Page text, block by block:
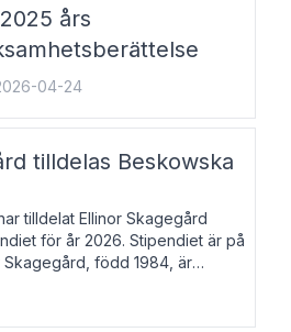
års
04-24
tilldelas Beskowska
tilldelat Ellinor Skagegård
för år 2026. Stipendiet är på
född 1984, är
musiker. Hon skriver
Dagbladet, Ups